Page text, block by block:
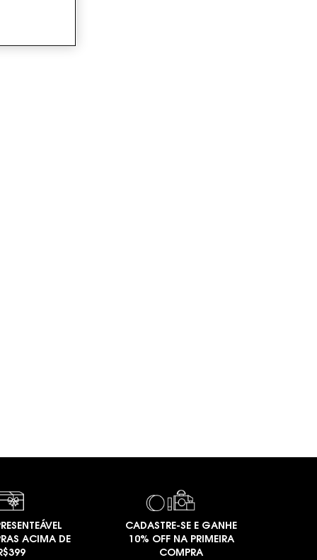
1 of 8YSL LINES LIBERATED EYE PENCIL, 3 of 8
EYE PENCIL, 4 of 8
for LÁPIS DELINEADOR YSL LINES LIBERATED EYE PENCIL, 5 of 8
LIBERATED EYE PENCIL, 6 of 8
YSL LINES LIBERATED EYE PENCIL, 7 of 8
PINK - 11 color for LÁPIS DELINEADOR YSL LINES LIBERATED EYE
ACIMA DE
CADASTRE-SE E GANHE
10% OFF NA PRIMEIRA
COMPRA